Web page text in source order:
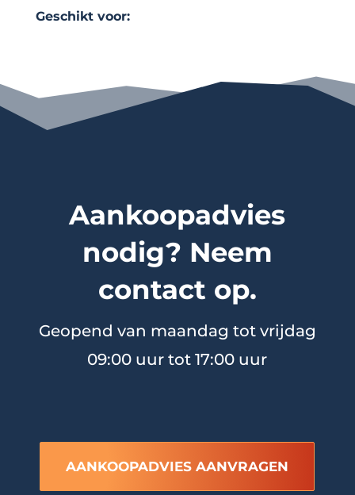
Geschikt voor:
Aankoopadvies
nodig? Neem
contact op.
Geopend van maandag tot vrijdag
09:00 uur tot 17:00 uur
AANKOOPADVIES AANVRAGEN